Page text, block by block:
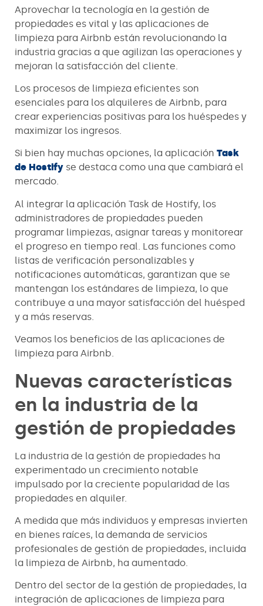
Aprovechar la tecnología en la gestión de
propiedades es vital y las aplicaciones de
limpieza para Airbnb están revolucionando la
industria gracias a que agilizan las operaciones y
mejoran la satisfacción del cliente.
Los procesos de limpieza eficientes son
esenciales para los alquileres de Airbnb, para
crear experiencias positivas para los huéspedes y
maximizar los ingresos.
Si bien hay muchas opciones, la aplicación Task
de Hostify se destaca como una que cambiará el
mercado.
Al integrar la aplicación Task de Hostify, los
administradores de propiedades pueden
programar limpiezas, asignar tareas y monitorear
el progreso en tiempo real. Las funciones como
listas de verificación personalizables y
notificaciones automáticas, garantizan que se
mantengan los estándares de limpieza, lo que
contribuye a una mayor satisfacción del huésped
y a más reservas.
Veamos los beneficios de las aplicaciones de
limpieza para Airbnb.
Nuevas características
en la industria de la
gestión de propiedades
La industria de la gestión de propiedades ha
experimentado un crecimiento notable
impulsado por la creciente popularidad de las
propiedades en alquiler.
A medida que más individuos y empresas invierten
en bienes raíces, la demanda de servicios
profesionales de gestión de propiedades, incluida
la limpieza de Airbnb, ha aumentado.
Dentro del sector de la gestión de propiedades, la
integración de aplicaciones de limpieza para